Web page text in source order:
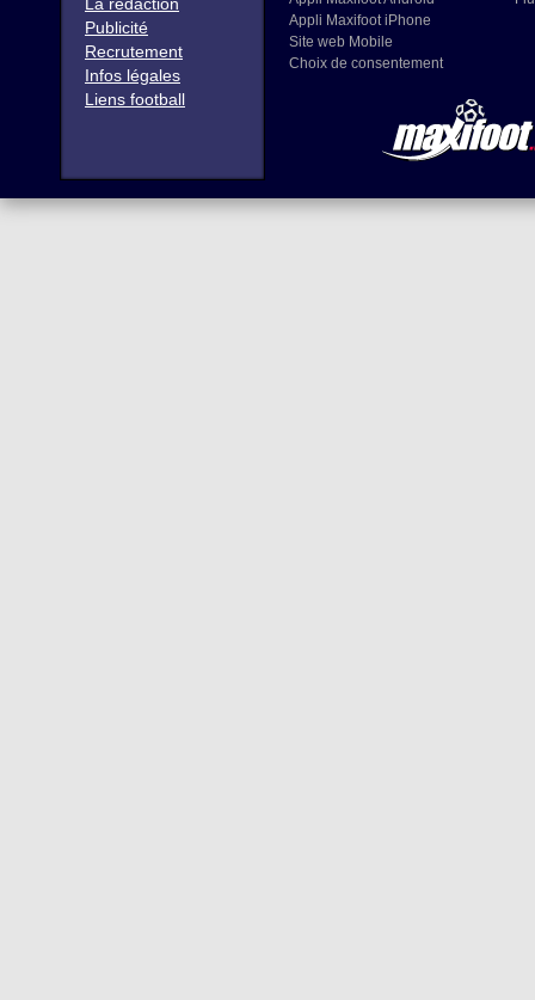
Publicité
Recrutement
Infos légales
Liens football
Appli Maxifoot iPhone
Site web Mobile
Choix de consentement